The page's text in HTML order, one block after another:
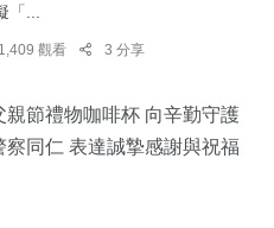
...
1,409 觀看 3 分享